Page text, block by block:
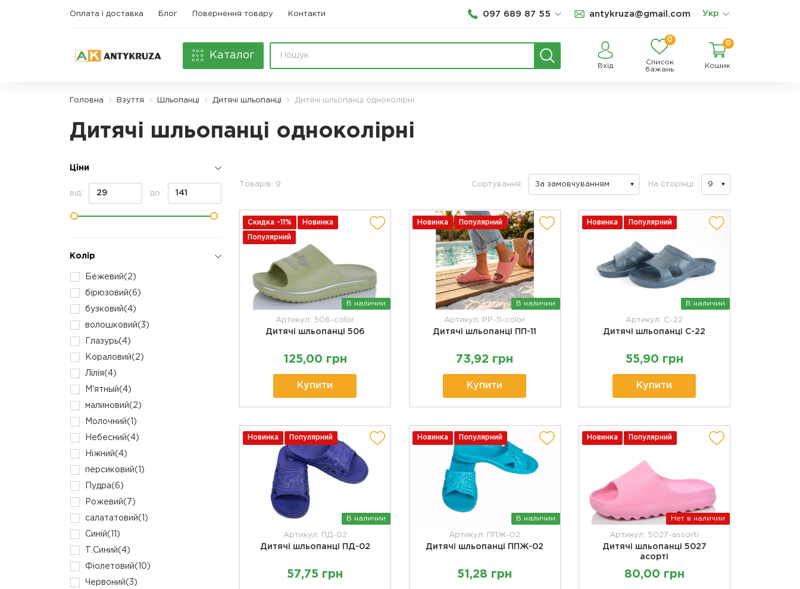
Оплата і доставка Блог Повернення товару Контакти 097 689 87 55 antykruza@gmail.com Укр
Каталог
Вхід
0
Список
бажань
0
Кошик
Головна Взуття Шльопанці Дитячі шльопанці Дитячі шльопанці одноколірні
Дитячі шльопанці одноколірні
Ціни
від: до:
Колір
Бежевий(2)
бірюзовий(6)
бузковий(4)
волошковий(3)
Глазурь(4)
Кораловий(2)
Лілія(4)
М'ятный(4)
малиновий(2)
Молочний(1)
Небесний(4)
Ніжний(4)
персиковий(1)
Пудра(6)
Рожевий(7)
салататовий(1)
Синій(11)
Т.Синий(4)
Фіолетовий(10)
Червоний(3)
Товарів: 9 Сортування: На сторінці:
Скидка -11% Новинка
Популярний
В наличии
Артикул: 506-color
Дитячі шльопанці 506
125,00 грн
Купити
Новинка Популярний
В наличии
Артикул: PP-11-color
Дитячі шльопанці ПП-11
73,92 грн
Купити
Новинка Популярний
В наличии
Артикул: C-22
Дитячі шльопанці C-22
55,90 грн
Купити
Новинка Популярний
В наличии
Артикул: ПД-02
Дитячі шльопанці ПД-02
57,75 грн
Новинка Популярний
В наличии
Артикул: ППЖ-02
Дитячі шльопанці ППЖ-02
51,28 грн
Новинка Популярний
Нет в наличии
Артикул: 5027-assorti
Дитячі шльопанці 5027
асорті
80,00 грн